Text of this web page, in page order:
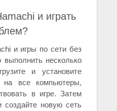
и играть
и игры по сети без
несколько
и установите
на все компьютеры,
в игре. Затем
создайте новую сеть